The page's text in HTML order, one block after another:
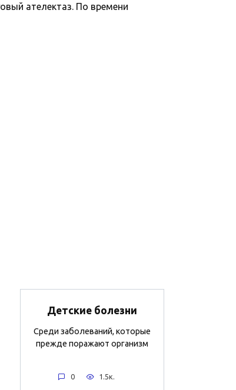
ателектаз. По времени
Детские болезни
Среди заболеваний, которые
прежде поражают организм
0 1.5к.